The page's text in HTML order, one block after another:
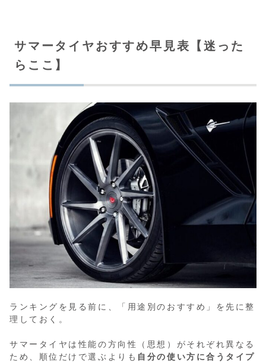
サマータイヤおすすめ早見表【迷った
らここ】
ランキングを見る前に、「用途別のおすすめ」を先に整
理しておく。
サマータイヤは性能の方向性（思想）がそれぞれ異なる
ため、順位だけで選ぶよりも 自分の使い方に合うタイプ